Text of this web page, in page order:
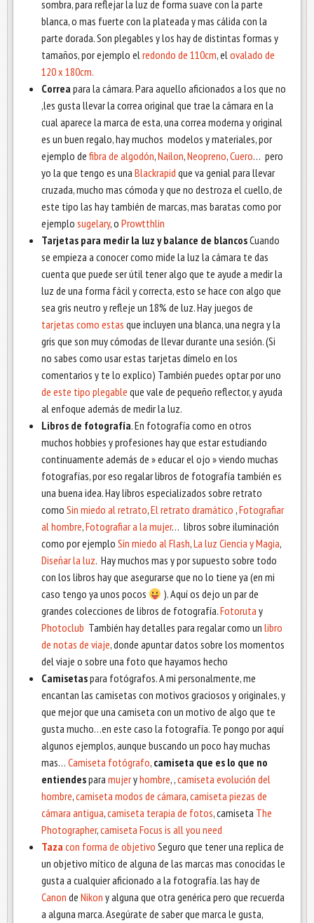
sombra, para reflejar la luz de forma suave con la parte
blanca, o mas fuerte con la plateada y mas cálida con la
parte dorada. Son plegables y los hay de distintas formas y
tamaños, por ejemplo elredondo de 110cm, elovalado de
120 x 180cm.
Correa para la cámara. Para aquello aficionados a los que no
,les gusta llevar la correa original que trae la cámara en la
cual aparece la marca de esta, una correa moderna y original
es un buen regalo, hay muchos modelos y materiales, por
ejemplo de fibra de algodón,Nailon,Neopreno,Cuero… pero
yo la que tengo es una Blackrapid que va genial para llevar
cruzada, mucho mas cómoda y que no destroza el cuello, de
este tipo las hay también de marcas, mas baratas como por
ejemplo sugelary, o Prowtthlin
Tarjetas para medir la luz y balance de blancosCuando
se empieza a conocer como mide la luz la cámara te das
cuenta que puede ser útil tener algo que te ayude a medir la
luz de una forma fácil y correcta, esto se hace con algo que
sea gris neutro y refleje un 18% de luz. Hay juegos de
tarjetas como estas que incluyen una blanca, una negra y la
gris que son muy cómodas de llevar durante una sesión. (Si
no sabes como usar estas tarjetas dímelo en los
comentarios y te lo explico) También puedes optar por uno
de este tipo plegable que vale de pequeño reflector, y ayuda
al enfoque además de medir la luz.
Libros de fotografía. En fotografía como en otros
muchos hobbies y profesiones hay que estar estudiando
continuamente además de » educar el ojo » viendo muchas
fotografías, por eso regalar libros de fotografía también es
una buena idea. Hay libros especializados sobre retrato
como Sin miedo al retrato,El retrato dramático ,Fotografiar
al hombre,Fotografiar a la mujer… libros sobre iluminación
como por ejemplo Sin miedo al Flash,La luz Ciencia y Magia,
Diseñar la luz. Hay muchos mas y por supuesto sobre todo
con los libros hay que asegurarse que no lo tiene ya (en mi
caso tengo ya unos pocos
). Aquí os dejo un par de
grandes colecciones de libros de fotografía.Fotoruta y
Photoclub También hay detalles para regalar como un libro
de notas de viaje, donde apuntar datos sobre los momentos
del viaje o sobre una foto que hayamos hecho
Camisetaspara fotógrafos. A mi personalmente, me
encantan las camisetas con motivos graciosos y originales, y
que mejor que una camiseta con un motivo de algo que te
gusta mucho…en este caso la fotografía. Te pongo por aquí
algunos ejemplos, aunque buscando un poco hay muchas
mas… Camiseta fotógrafo, camiseta que es lo que no
entiendespara mujeryhombre, ,camiseta evolución del
hombre,camiseta modos de cámara,camiseta piezas de
cámara antigua,camiseta terapia de fotos, camiseta The
Photographer,camiseta Focus is all you need
Taza con forma de objetivo Seguro que tener una replica de
un objetivo mítico de alguna de las marcas mas conocidas le
gusta a cualquier aficionado a la fotografía. las hay de
Canon de Nikon y alguna que otra genérica pero que recuerda
a alguna marca. Asegúrate de saber que marca le gusta,